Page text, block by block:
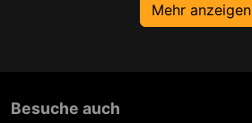
Mehr anzeigen
Besuche auch